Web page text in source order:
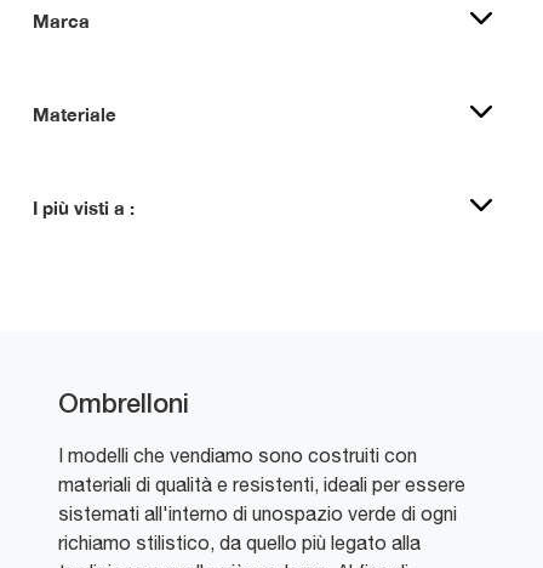
Marca
Materiale
I più visti a :
Ombrelloni
I modelli che vendiamo sono costruiti con
materiali di qualità e resistenti, ideali per essere
sistemati all'interno di unospazio verde di ogni
richiamo stilistico, da quello più legato alla